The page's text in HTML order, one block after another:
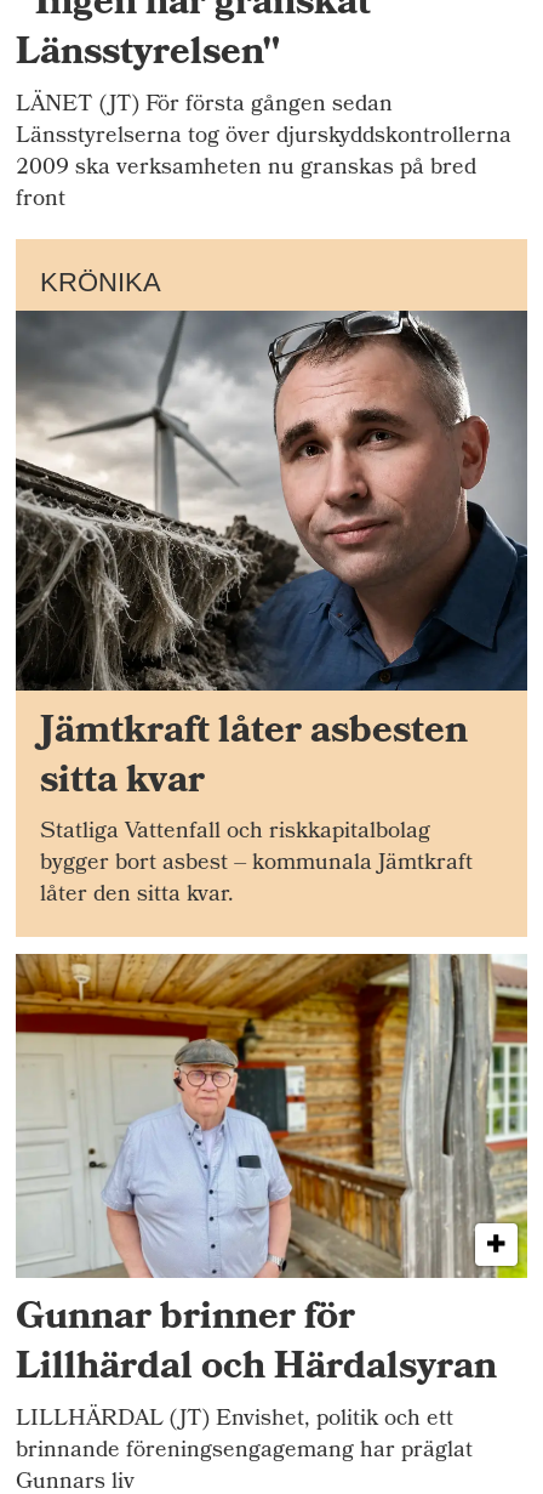
Länsstyrelsen"
LÄNET (JT) För första gången sedan
Länsstyrelserna tog över djurskyddskontrollerna
2009 ska verksamheten nu granskas på bred
front
KRÖNIKA
Jämtkraft låter asbesten
sitta kvar
Statliga Vattenfall och riskkapitalbolag
bygger bort asbest – kommunala Jämtkraft
låter den sitta kvar.
Gunnar brinner för
Lillhärdal och Härdalsyran
LILLHÄRDAL (JT) Envishet, politik och ett
brinnande föreningsengagemang har präglat
Gunnars liv